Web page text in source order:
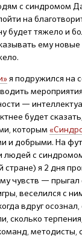
с синдромом
на
будет тяжело и
ему
я подружился на
—
будет
которым
и добрыми. На
людей с
стране) я 2 дня
чувств — прыгал
веселился с
вдруг
сколько
методисты,